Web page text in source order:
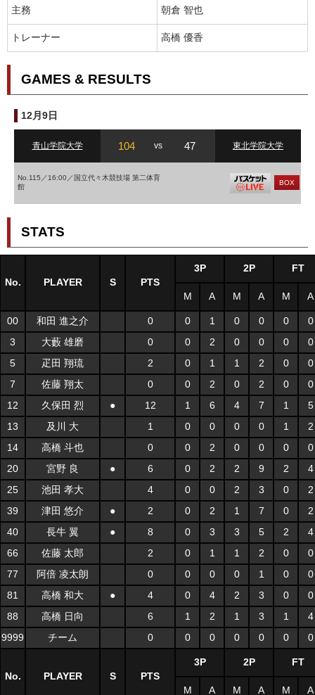
主務 朝倉 智也
トレーナー 高橋 優香
GAMES & RESULTS
12月9日
青山学院大学 104 vs 47 東北学院大学
No.115／16:00／国立代々木競技場 第二体育
館
BOX
STATS
No. PLAYER S PTS
3P 2P FT
M A M A M A
00 和田 進之介 0 0 1 0 0 0
0
3
大藪 雄磨 0 0 2 0 0 0
0
5
疋田 翔琉 2 0 1 1 2 0
0
7
佐藤 翔太 0 0 2 0 2 0
0
12
久保田 烈 ● 12 1 6 4 7 1
5
13
及川 大 1 0 0 0 0 1
2
14
高橋 斗也 0 0 2 0 0 0
0
20
宮野 良 ● 6 0 2 2 9 2
4
25
池田 孝大 4 0 0 2 3 0
2
39
津田 悠介 ● 2 0 2 1 7 0
2
40
長牛 翼 ● 8 0 3 3 5 2
4
66
佐藤 太郎 2 0 1 1 2 0
0
77
阿倍 凌太朗 0 0 0 0 1 0
0
81
高橋 和大 ● 4 0 4 2 3 0
0
88
高橋 日向 6 1 2 1 3 1
4
9999
チーム 0 0 0 0 0 0 0
No. PLAYER S PTS
3P 2P FT
M A M A M A